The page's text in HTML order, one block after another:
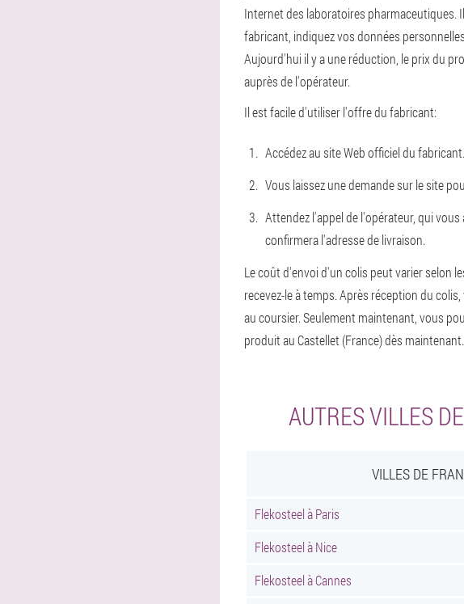
Internet des laboratoires pharmaceutiques.
fabricant, indiquez vos données
Aujourd'hui il y a une réduction, le prix du
auprès de l'opérateur.
Il est facile d'utiliser l'offre du fabricant:
Accédez au site Web officiel du fabricant.
Vous laissez une demande sur le site
Attendez l'appel de l'opérateur, qui
confirmera l'adresse de livraison.
Le coût d'envoi d'un colis peut varier selon
recevez-le à temps. Après réception du
au coursier. Seulement maintenant, vous
produit au Castellet (France) dès maintenant.
AUTRES VILLES
VILLES DE
Flekosteel à Paris
Flekosteel à Nice
Flekosteel à Cannes